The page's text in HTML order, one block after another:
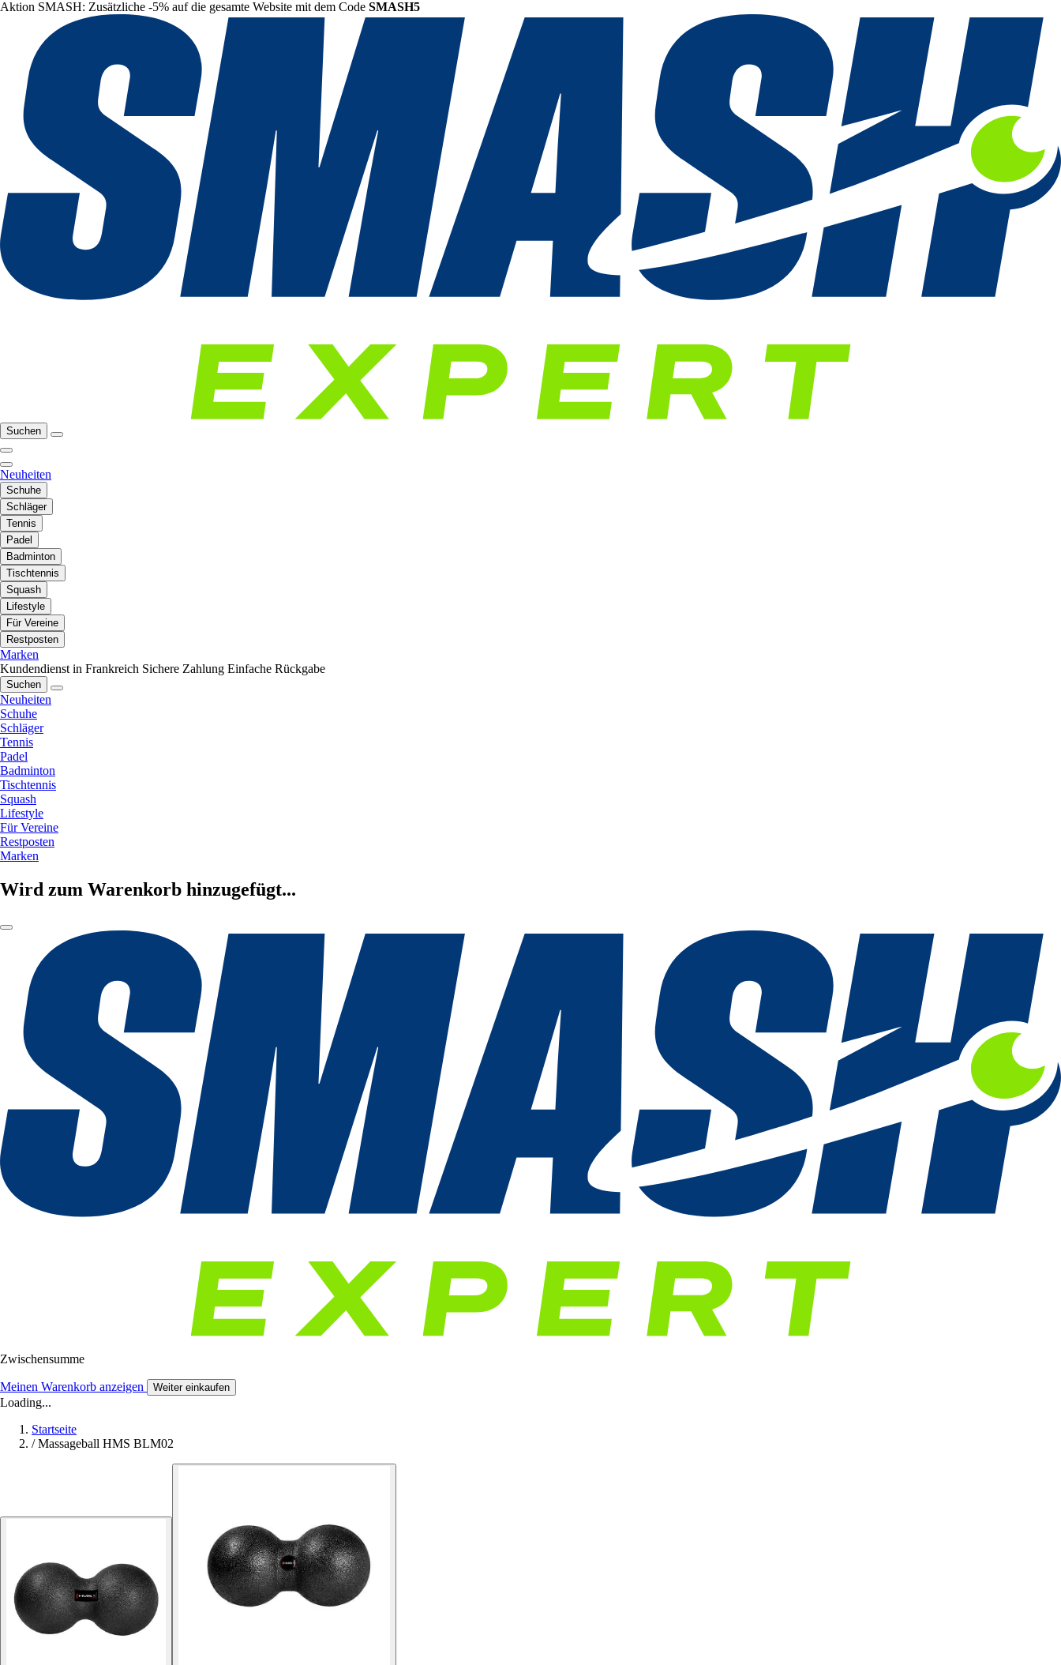
Aktion SMASH: Zusätzliche -5% auf die gesamte Website mit dem Code SMASH5
Suchen
Neuheiten
Schuhe
Schläger
Tennis
Padel
Badminton
Tischtennis
Squash
Lifestyle
Für Vereine
Restposten
Marken
Kundendienst in Frankreich Sichere Zahlung Einfache Rückgabe
Suchen
Neuheiten
Schuhe
Schläger
Tennis
Padel
Badminton
Tischtennis
Squash
Lifestyle
Für Vereine
Restposten
Marken
Wird zum Warenkorb hinzugefügt...
Zwischensumme
Meinen Warenkorb anzeigen Weiter einkaufen
Loading...
Startseite
/ Massageball HMS BLM02